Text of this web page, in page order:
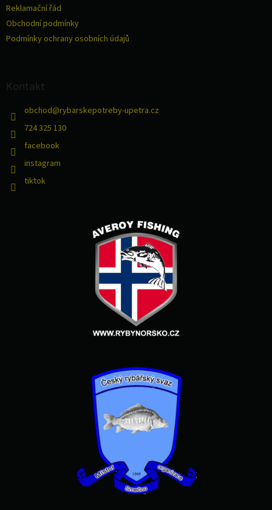
Reklamační řád
Obchodní podmínky
Podmínky ochrany osobních údajů
Kontakt
obchod@rybarskepotreby-upetra.cz
724 325 130
facebook
instagram
tiktok